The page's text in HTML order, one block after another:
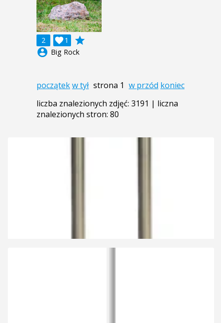
2 1

grade
account_circle Big Rock
początekw tył strona 1 w przód koniec
liczba znalezionych zdjęć: 3191 | liczna
znalezionych stron: 80